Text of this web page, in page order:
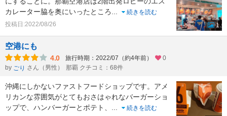
カレーター脇を奥にいったところ
続きを読む
投稿日:2022/08/26
1
空港にも
4.0 旅行時期：2022/07（約4年前）
0
by ごり さん（男性） 那覇 クチコミ：68件
沖縄にしかないファストフードショップです。アメ
リカンな雰囲気がとてもおさはゃれなバーガーショ
ップで、ハンバーガーとポテト、
続きを読む